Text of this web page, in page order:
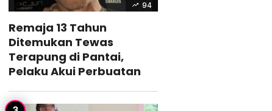
94
Remaja 13 Tahun
Ditemukan Tewas
Terapung di Pantai,
Pelaku Akui Perbuatan